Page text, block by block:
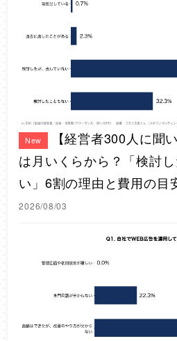
New
【経営者300人に聞
は月いくらから？「検討
い」6割の理由と費用の目
2026/08/03